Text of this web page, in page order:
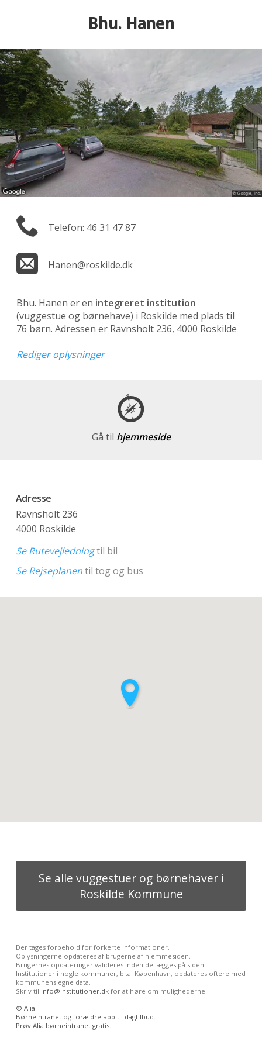
Bhu. Hanen
Telefon: 46 31 47 87
Hanen@roskilde.dk
Bhu. Hanen er en integreret institution
(vuggestue og børnehave) i Roskilde med plads til
76 børn. Adressen er Ravnsholt 236, 4000 Roskilde
Rediger oplysninger
Gå til hjemmeside
Adresse
Ravnsholt 236
4000 Roskilde
Se Rutevejledningtil bil
Se Rejseplanentil tog og bus
Se alle vuggestuer og børnehaver i
Roskilde Kommune
Der tages forbehold for forkerte informationer.
Oplysningerne opdateres af brugerne af hjemmesiden.
Brugernes opdateringer valideres inden de lægges på siden.
Institutioner i nogle kommuner, bl.a. København, opdateres oftere med
kommunens egne data.
Skriv til info@institutioner.dkfor at høre om mulighederne.
© Alia
Børneintranet og forældre-app til dagtilbud.
Prøv Alia børneintranet gratis.